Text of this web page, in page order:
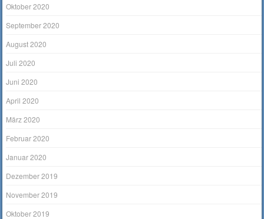
Oktober 2020
September 2020
August 2020
Juli 2020
Juni 2020
April 2020
März 2020
Februar 2020
Januar 2020
Dezember 2019
November 2019
Oktober 2019